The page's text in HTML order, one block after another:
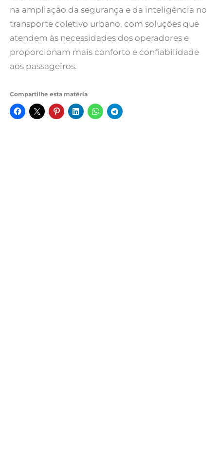
na ampliação da segurança e da inteligência no
transporte coletivo urbano, com soluções que
atendem às necessidades dos operadores e
proporcionam mais conforto e confiabilidade
aos passageiros.
Compartilhe esta matéria